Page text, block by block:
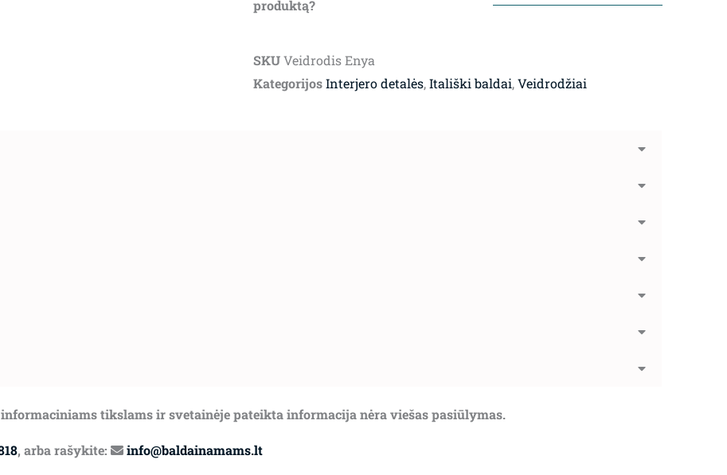
produktą?
SKUVeidrodis Enya
KategorijosInterjero detalės,Itališki baldai,Veidrodžiai
tikslams ir svetainėje pateikta informacija nėra viešas pasiūlymas.
, arba rašykite: info@baldainamams.lt